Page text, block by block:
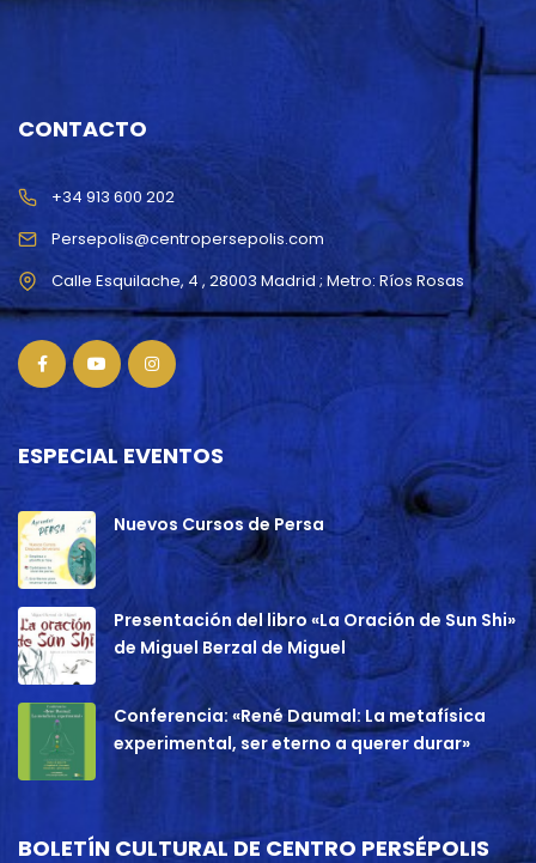
CONTACTO
Persepolis@centropersepolis.com
+34 913 600 202
ESPECIAL EVENTOS
Nuevos Cursos de Persa
Presentación del libro «La Oración de Sun Shi»
de Miguel Berzal de Miguel
Conferencia: «René Daumal: La metafísica
experimental, ser eterno a querer durar»
BOLETÍN CULTURAL DE CENTRO PERSÉPOLIS